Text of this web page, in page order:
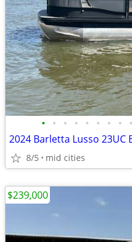
• • • • • • • • •
2024 Barletta Lusso 23UC
8/5 mid cities
$239,000